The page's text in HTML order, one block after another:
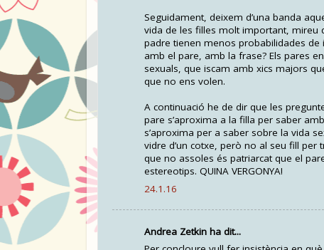
Seguidament, deixem d’una banda
vida de les filles molt important, mireu
padre tienen menos probabilidades de
amb el pare, amb la frase? Els pares
sexuals, que iscam amb xics majors
que no ens volen.
A continuació he de dir que les
pare s’aproxima a la filla per saber
s’aproxima per a saber sobre la vida
vidre d’un cotxe, però no al seu fill per
que no assoles és patriarcat que el
estereotips. QUINA VERGONYA!
24.1.16
Andrea Zetkin ha dit...